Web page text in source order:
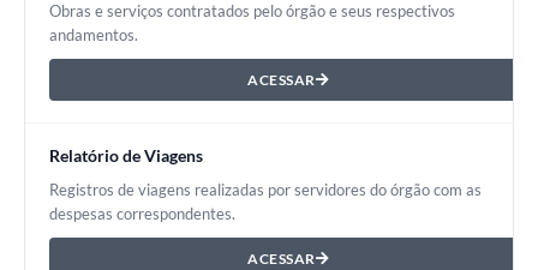
Obras e serviços contratados pelo órgão e seus respectivos
andamentos.
ACESSAR
Relatório de Viagens
Registros de viagens realizadas por servidores do órgão com as
despesas correspondentes.
ACESSAR